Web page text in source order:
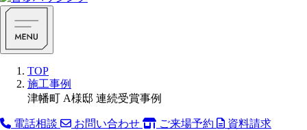
TOP
施工事例
津幡町 A様邸 連続受賞事例
電話相談 お問い合わせ ご来場予約 資料請求